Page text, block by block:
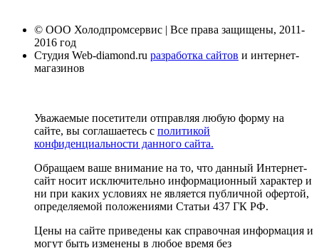
© ООО Холодпромсервис | Все права защищены, 2011-
2016 год
Студия Web-diamond.ru разработка сайтов и интернет-
магазинов
Уважаемые посетители отправляя любую форму на
сайте, вы соглашаетесь с политикой
конфиденциальности данного сайта.
Обращаем ваше внимание на то, что данный Интернет-
сайт носит исключительно информационный характер и
ни при каких условиях не является публичной офертой,
определяемой положениями Статьи 437 ГК РФ.
Цены на сайте приведены как справочная информация и
могут быть изменены в любое время без